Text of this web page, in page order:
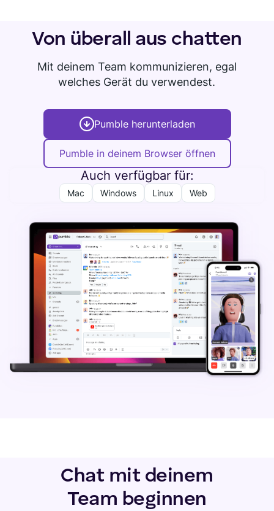
Von überall aus chatten
Mit deinem Team kommunizieren, egal
welches Gerät du verwendest.
Pumble herunterladen
Pumble in deinem Browser öffnen
Auch verfügbar für:
Mac Windows Linux Web
Chat mit deinem
Team beginnen